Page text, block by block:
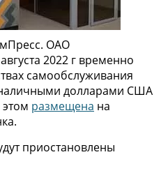
ОАО
2022 г временно
самообслуживания
долларами США
размещена на
приостановлены